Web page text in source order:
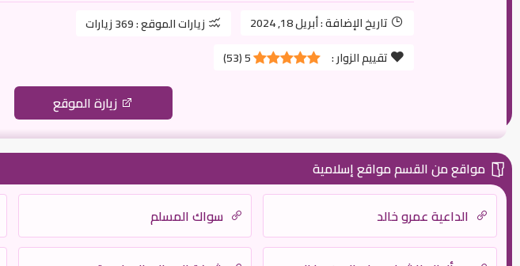
تاريخ الإضافة :أبريل 18, 2024 زيارات الموقع :369 زيارات
تقييم الزوار :
5
(
53
)
زيارة الموقع
مواقع من القسم مواقع إسلامية
الداعية عمرو خالد
سواك المسلم